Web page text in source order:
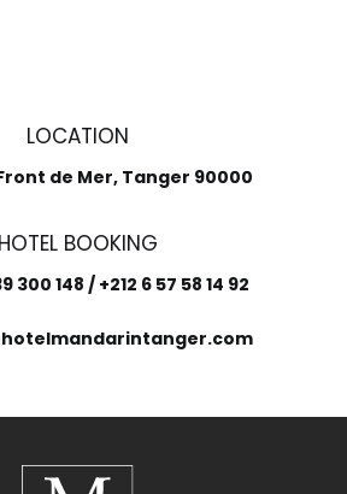
LOCATION
de Mer, Tanger 90000
HOTEL BOOKING
300 148 / +212 6 57 58 14 92